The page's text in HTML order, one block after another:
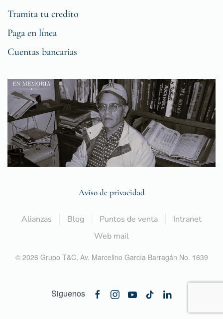
Tramita tu credito
Paga en línea
Cuentas bancarias
Aviso de privacidad
Alianzas Blog Puntos de venta
Intranet
Web mail
© 2026 Grupo T&C, Av. Marcelino García Barragán No. 1639
Siguenos